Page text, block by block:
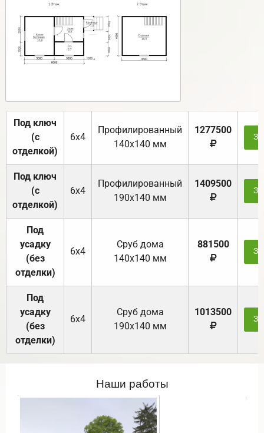
Под ключ
(с
отделкой)
6х4
Профилированный
140х140 мм
1277500
Под ключ
(с
отделкой)
6х4
Профилированный
190х140 мм
1409500
Под
усадку
(без
отделки)
6х4
Cруб дома
140х140 мм
881500
Под
усадку
(без
отделки)
6х4
Cруб дома
190х140 мм
1013500
Наши работы